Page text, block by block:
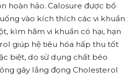
hoàn hảo. Calosure được bổ
vào kích thích các vi khuẩn
kìm hãm vi khuẩn có hại, hạn
giúp hệ tiêu hóa hấp thu tốt
biệt, do sử dụng chất béo
gây lắng đọng Cholesterol